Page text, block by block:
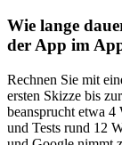
Wie lange
der App im
Rechnen Sie mit
ersten Skizze bis
beansprucht etwa 4
und Tests rund 12